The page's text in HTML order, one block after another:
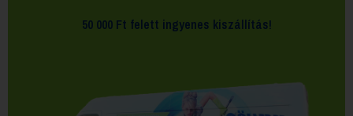
50 000 Ft felett ingyenes kiszállítás!